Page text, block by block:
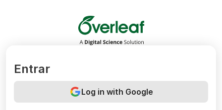
Overleaf
Entrar
Log in with Google